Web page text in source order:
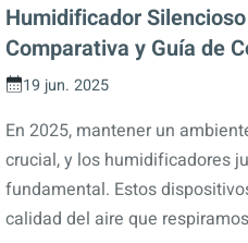
Humidificador
Comparativa y Guía de
19 jun. 2025
En 2025, mantener un
crucial, y los humidificadores
fundamental. Estos
calidad del aire que